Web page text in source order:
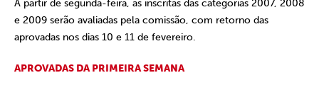
A partir de segunda-feira, as inscritas das categorias 2007, 2008
e 2009 serão avaliadas pela comissão, com retorno das
aprovadas nos dias 10 e 11 de fevereiro.
APROVADAS DA PRIMEIRA SEMANA